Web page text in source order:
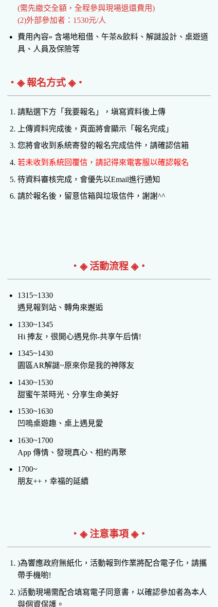
(需先繳交全額，全程參與現場退還費用)
(2)外部參加者：1530元/人
費用內容» 含場地租借、午茶&飲料、解謎設計、桌遊道
具、人員及保險等
‧◈ 報名方式 ◈‧
請點選下方「我要報名」，塡寫資料後上傳
上傳資料完成後，頁面將會顯示「報名完成」
您將會收到系統寄發的報名完成信件，請確認信箱
若未收到系統回覆信，請記得來電客服以確認報名
待資料審核完成，會優先以Email進行通知
請於報名後，留意信箱與垃圾信件，謝謝^^
‧◈ 活動流程 ◈‧
1315~1330
遇見報到站、轉角來邂逅
1330~1345
Hi 捧友，很開心遇見你-共享午后情!
1345~1430
園區AR解謎~原來你是我的神隊友
1430~1530
甜蜜午茶時光、分享生命美好
1530~1630
凹嗚桌遊趣、桌上遇見愛
1630~1700
App 傳情、發現真心、相約再聚
1700~
朋友++，幸福的延續
‧◈ 注意事項 ◈‧
)為響應政府無紙化，活動報到作業將配合電子化，請攜
帶手機喲!
)活動現場需配合填寫電子同意書，以確認參加者為本人
與個資保護。